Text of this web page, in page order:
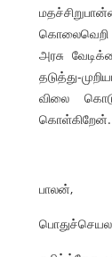
அரசு
தடுத்து-
விலை
கொள்கிறேன்.
பாலன்,